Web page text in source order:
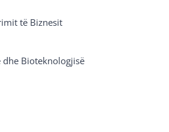
të Biznesit
dhe Bioteknologjisë